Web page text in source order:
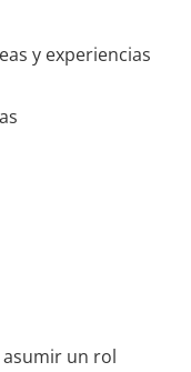
y experiencias
un rol